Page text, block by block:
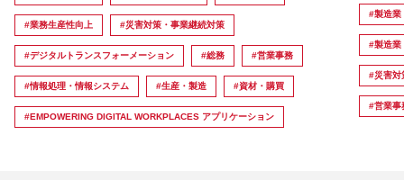
#業務生産性向上 #災害対策・事業継続対策
#デジタルトランスフォーメーション #総務 #営業事務
#情報処理・情報システム #生産・製造 #資材・購買
#EMPOWERING DIGITAL WORKPLACES アプリケーション
#製造業
#製造業
#災害対
#営業事